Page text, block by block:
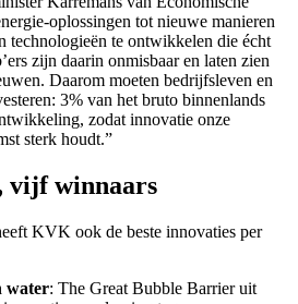
oplossingen tot nieuwe manieren
technologieën te ontwikkelen die écht
zijn daarin onmisbaar en laten zien
Daarom moeten bedrijfsleven en
3% van het bruto binnenlands
zodat innovatie onze
sterk houdt.”
vijf winnaars
KVK ook de beste innovaties per
water: The Great Bubble Barrier uit